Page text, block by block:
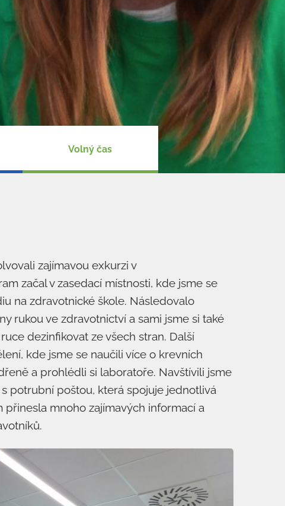
Volný čas
zajímavou exkurzi v
začal v zasedací místnosti, kde jsme se
na zdravotnické škole. Následovalo
rukou ve zdravotnictví a sami jsme si také
dezinfikovat ze všech stran. Další
kde jsme se naučili více o krevních
a prohlédli si laboratoře. Navštívili jsme
potrubní poštou, která spojuje jednotlivá
mnoho zajímavých informací a